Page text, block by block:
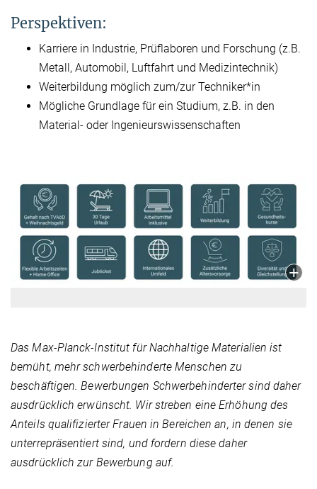
Perspektiven:
Karriere in Industrie, Prüflaboren und Forschung (z.B.
Metall, Automobil, Luftfahrt und Medizintechnik)
Weiterbildung möglich zum/zur Techniker*in
Mögliche Grundlage für ein Studium, z.B. in den
Material- oder Ingenieurswissenschaften
Das Max-Planck-Institut für Nachhaltige Materialien ist
bemüht, mehr schwerbehinderte Menschen zu
beschäftigen. Bewerbungen Schwerbehinderter sind daher
ausdrücklich erwünscht. Wir streben eine Erhöhung des
Anteils qualifizierter Frauen in Bereichen an, in denen sie
unterrepräsentiert sind, und fordern diese daher
ausdrücklich zur Bewerbung auf.